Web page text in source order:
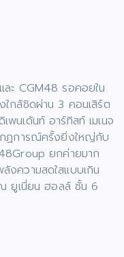
ะ CGM48 รอคอยใน
ใกล้ชิดผ่าน 3 คอนเสิร์ต
นเด้นท์ อาร์ทิสท์ เมเนจ
กฏการณ์ครั้งยิ่งใหญ่กับ
ยกค่ายมาก
ความสดใสแบบเกิน
ยูเนี่ยน ฮอลล์ ชั้น 6